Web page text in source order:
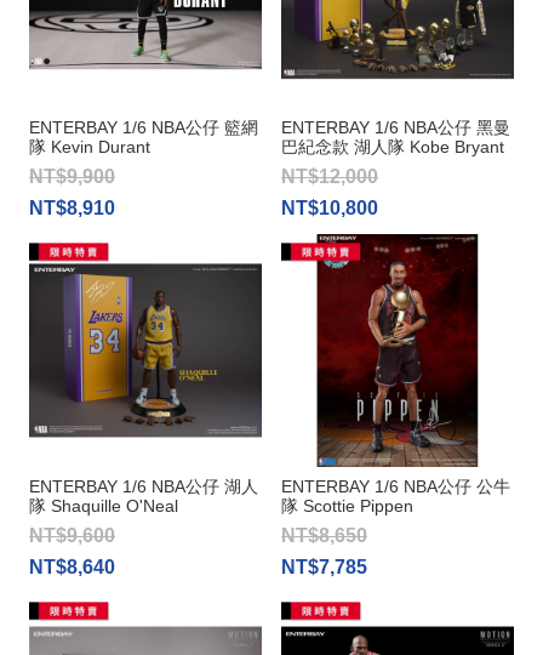
ENTERBAY 1/6 NBA公仔 籃網
隊 Kevin Durant
NT$9,900
NT$8,910
ENTERBAY 1/6 NBA公仔 黑曼
巴紀念款 湖人隊 Kobe Bryant
NT$12,000
NT$10,800
ENTERBAY 1/6 NBA公仔 湖人
隊 Shaquille O'Neal
NT$9,600
NT$8,640
ENTERBAY 1/6 NBA公仔 公牛
隊 Scottie Pippen
NT$8,650
NT$7,785